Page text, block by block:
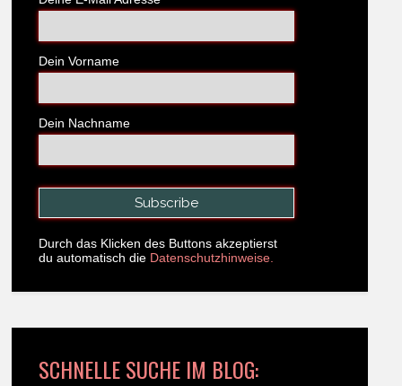
Dein Vorname
Dein Nachname
Durch das Klicken des Buttons akzeptierst
du automatisch die Datenschutzhinweise.
SCHNELLE SUCHE IM BLOG: